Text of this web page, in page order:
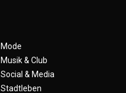
Mode
Musik & Club
Social & Media
Stadtleben